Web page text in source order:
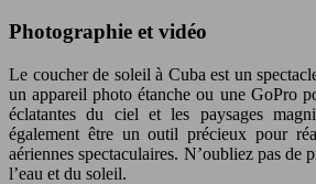
Photographie et vidéo
Le coucher de soleil à Cuba est un
un appareil photo étanche ou une GoPro
éclatantes du ciel et les paysages
également être un outil précieux pour
aériennes spectaculaires. N’oubliez pas de
l’eau et du soleil.